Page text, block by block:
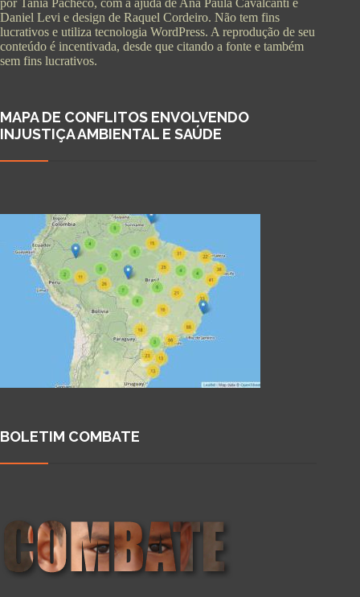
por Tania Pacheco, com a ajuda de Ana Paula Cavalcanti e
Daniel Levi e design de Raquel Cordeiro. Não tem fins
lucrativos e utiliza tecnologia WordPress. A reprodução de seu
conteúdo é incentivada, desde que citando a fonte e também
sem fins lucrativos.
MAPA DE CONFLITOS ENVOLVENDO
INJUSTIÇA AMBIENTAL E SAÚDE
BOLETIM COMBATE